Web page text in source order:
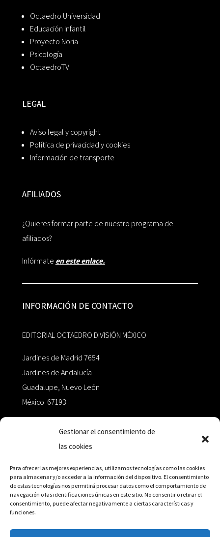
Gestionar el consentimiento de
las cookies
Para ofrecer las mejores experiencias, utilizamos tecnologías como las cookies
para almacenar y/o acceder a la información del dispositivo. El consentimiento
de estas tecnologías nos permitirá procesar datos como el comportamiento de
navegación o las identificaciones únicas en este sitio. No consentir o retirar el
consentimiento, puede afectar negativamente a ciertas características y
funciones.
Octaedro Universidad
Educación Infantil
Proyecto Noria
Psicología
OctaedroTV
LEGAL
Aviso legal y copyright
Política de privacidad y cookies
Información de transporte
AFILIADOS
¿Quieres formar parte de nuestro programa de
afiliados?
Infórmate en este enlace.
INFORMACIÓN DE CONTACTO
EDITORIAL OCTAEDRO DIVISIÓN MÉXICO
Jardines de Madrid 7654
Jardines de Andalucía
Guadalupe, Nuevo León
México 67193
+52 811.499.5638
RED DE DISTRIBUCIÓN
Distribuidores en México y Octaedro internacional